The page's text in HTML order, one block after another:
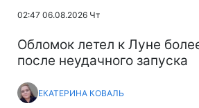
02:47 06.08.2026 Чт
Обломок летел к Луне
после неудачного запуска
ЕКАТЕРИНА КОВАЛЬ